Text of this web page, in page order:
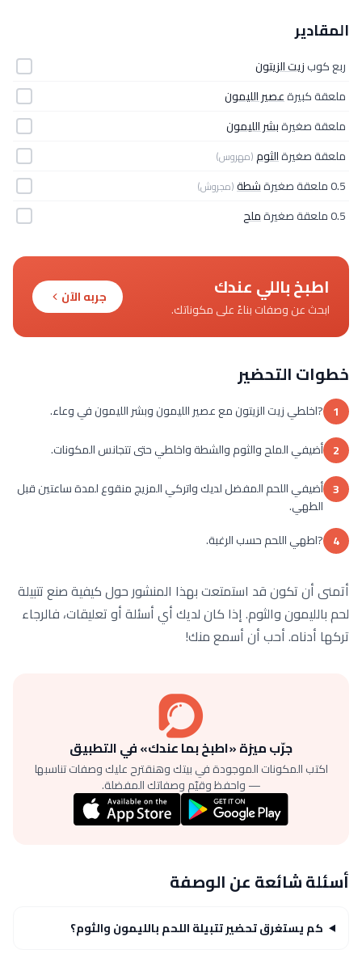
المقادير
ربع كوبزيت الزيتون
ملعقة كبيرةعصير الليمون
ملعقة صغيرةبشر الليمون
ملعقة صغيرةالثوم(مهروس)
0.5 ملعقة صغيرة شطة(مجروش)
0.5 ملعقة صغيرة ملح
اطبخ باللي عندك
ابحث عن وصفات بناءً على مكوناتك.
جربه الآن
خطوات التحضير
1 ?اخلطي زيت الزيتون مع عصير الليمون وبشر الليمون في وعاء.
2 أضيفي الملح والثوم والشطة واخلطي حتى تتجانس المكونات.
3 أضيفي اللحم المفضل لديك واتركي المزيج منقوع لمدة ساعتين قبل
الطهي.
4 ?اطهي اللحم حسب الرغبة.
أتمنى أن تكون قد استمتعت بهذا المنشور حول كيفية صنع تتبيلة
لحم بالليمون والثوم. إذا كان لديك أي أسئلة أو تعليقات، فالرجاء
تركها أدناه. أحب أن أسمع منك!
جرّب ميزة «اطبخ بما عندك» في التطبيق
اكتب المكونات الموجودة في بيتك وهنقترح عليك وصفات تناسبها
— واحفظ وقيّم وصفاتك المفضلة.
أسئلة شائعة عن الوصفة
كم يستغرق تحضير تتبيلة اللحم بالليمون والثوم؟